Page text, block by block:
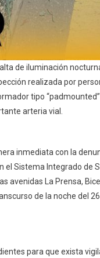
de iluminación
realizada por
tipo
arteria vial.
inmediata con la
Sistema Integrado de
avenidas La Prensa,
de la noche del
para que exista